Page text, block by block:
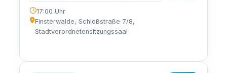
17:00 Uhr
Finsterwalde, Schloßstraße 7/8,
Stadtverordnetensitzungssaal